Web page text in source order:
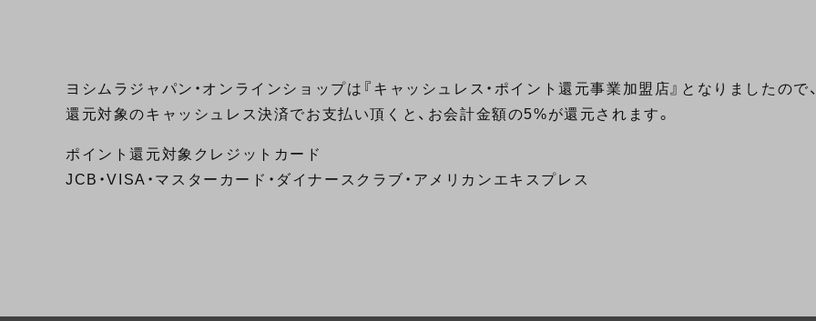
ヨシムラジャパン・オンラインショップは『キャッシュレス・ポイント還元事業加盟店』となりましたので
還元対象のキャッシュレス決済でお支払い頂くと、お会計金額の5%が還元されます。
ポイント還元対象クレジットカード
JCB・VISA・マスターカード・ダイナースクラブ・アメリカンエキスプレス